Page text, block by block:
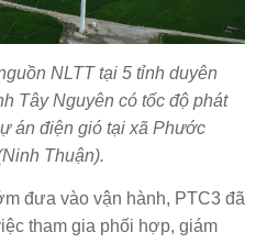
NLTT tại 5 tỉnh duyên
Tây Nguyên có tốc độ phát
án điện gió tại xã Phước
Thuận).
đưa vào vận hành, PTC3 đã
tham gia phối hợp, giám